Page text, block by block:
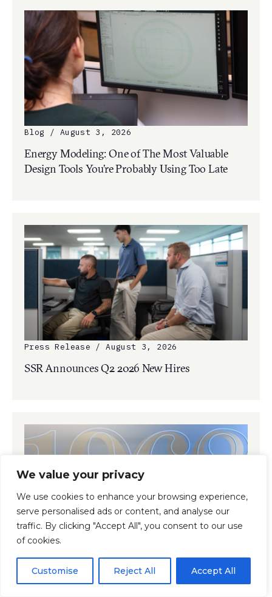
We value your privacy
We use cookies to enhance your browsing experience,
serve personalised ads or content, and analyse our
traffic. By clicking "Accept All", you consent to our use
of cookies.
Customise Reject All Accept All
Blog / August 3, 2026
Energy Modeling: One of The Most Valuable
Design Tools You’re Probably Using Too Late
Press Release / August 3, 2026
SSR Announces Q2 2026 New Hires
Press Release / July 24, 2026
SSR Mourns the Passing of Founder Lester
Smith